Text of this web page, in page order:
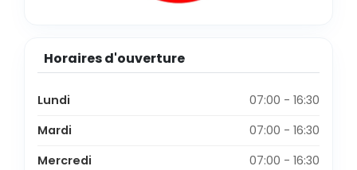
Horaires d'ouverture
Lundi
07:00 - 16:30
Mardi
07:00 - 16:30
Mercredi
07:00 - 16:30